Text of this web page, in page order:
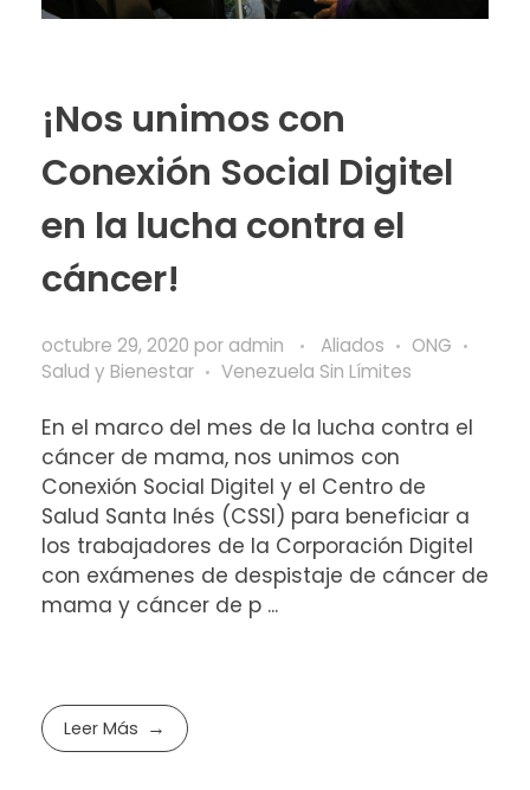
¡Nos unimos con
Conexión Social Digitel
en la lucha contra el
cáncer!
octubre 29, 2020 por admin Aliados
ONG
Salud y Bienestar
Venezuela Sin Límites
En el marco del mes de la lucha contra el
cáncer de mama, nos unimos con
Conexión Social Digitel y el Centro de
Salud Santa Inés (CSSI) para beneficiar a
los trabajadores de la Corporación Digitel
con exámenes de despistaje de cáncer de
mama y cáncer de p ...
Leer Más